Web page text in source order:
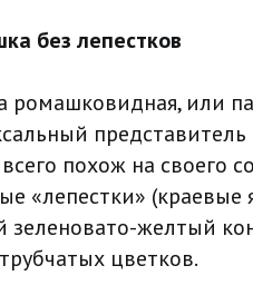
без лепестков
ромашковидная, или
похож на своего
«лепестки»
зеленовато-желтый
цветков.